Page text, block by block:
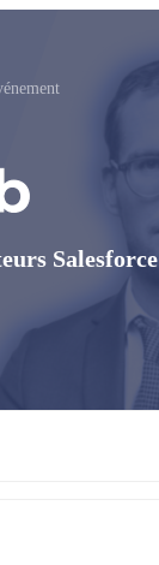
Salesforce